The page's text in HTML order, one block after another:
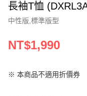
長袖T恤
中性版,標準版型
NT$1,990
※ 本商品不適用折價券